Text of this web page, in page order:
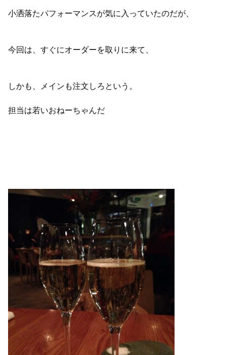
小洒落たパフォーマンスが気に入っていたのだが、
今回は、すぐにオーダーを取りに来て、
しかも、メインも注文しろという。
担当は若いおねーちゃんだ